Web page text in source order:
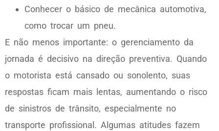
Conhecer o básico de mecânica automotiva,
como trocar um pneu.
E não menos importante: o gerenciamento da
jornada é decisivo na direção preventiva. Quando
o motorista está cansado ou sonolento, suas
respostas ficam mais lentas, aumentando o risco
de sinistros de trânsito, especialmente no
transporte profissional. Algumas atitudes fazem